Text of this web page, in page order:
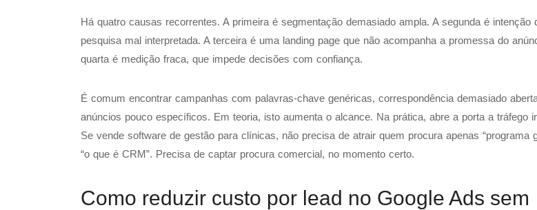
Há quatro causas recorrentes. A primeira é segmentação demasiado ampla. A segunda é intenção
pesquisa mal interpretada. A terceira é uma landing page que não acompanha a promessa do
quarta é medição fraca, que impede decisões com confiança.
É comum encontrar campanhas com palavras-chave genéricas, correspondência demasiado
anúncios pouco específicos. Em teoria, isto aumenta o alcance. Na prática, abre a porta a tráfego
Se vende software de gestão para clínicas, não precisa de atrair quem procura apenas “programa
“o que é CRM”. Precisa de captar procura comercial, no momento certo.
Como reduzir custo por lead no Google Ads sem